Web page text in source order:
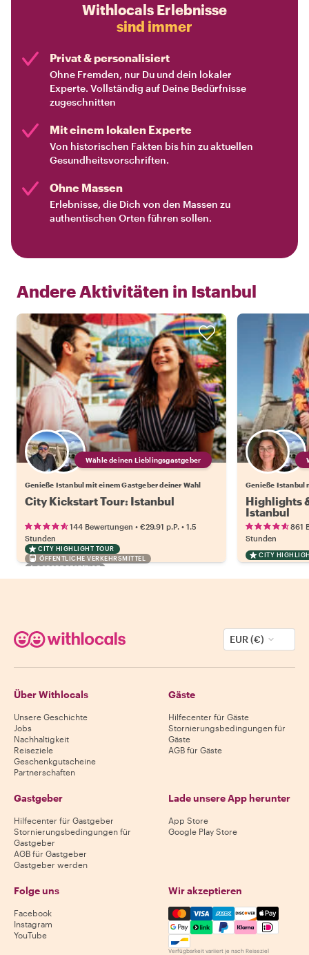
Withlocals Erlebnisse
sind immer
Privat & personalisiert
Ohne Fremden, nur Du und dein lokaler
Experte. Vollständig auf Deine Bedürfnisse
zugeschnitten
Mit einem lokalen Experte
Von historischen Fakten bis hin zu aktuellen
Gesundheitsvorschriften.
Ohne Massen
Erlebnisse, die Dich von den Massen zu
authentischen Orten führen sollen.
Andere Aktivitäten in Istanbul
Wähle deinen Lieblingsgastgeber
Genieße Istanbul mit einem Gastgeber deiner Wahl
City Kickstart Tour: Istanbul
144 Bewertungen • €29.91 p.P. • 1.5
Stunden
CITY HIGHLIGHT TOUR
ÖFFENTLICHE VERKEHRSMITTEL
SOFORT BESTÄTIGT
Genieße Istanbul
Highlights
Istanbul
861
Stunden
CITY
EUR (€)
Über Withlocals
Unsere Geschichte
Jobs
Nachhaltigkeit
Reiseziele
Geschenkgutscheine
Partnerschaften
Gäste
Hilfecenter für Gäste
Stornierungsbedingungen für
Gäste
AGB für Gäste
Gastgeber
Hilfecenter für Gastgeber
Stornierungsbedingungen für
Gastgeber
AGB für Gastgeber
Gastgeber werden
Lade unsere App herunter
App Store
Google Play Store
Folge uns
Facebook
Instagram
YouTube
Wir akzeptieren
Mastercard, Visa, Amex,
Verfügbarkeit variiert je nach Reiseziel